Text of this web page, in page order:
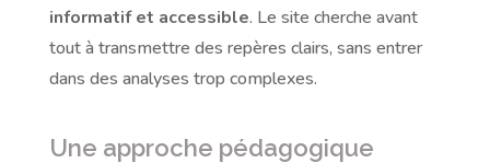
informatif et accessible. Le site cherche avant
tout à transmettre des repères clairs, sans entrer
dans des analyses trop complexes.
Une approche pédagogique